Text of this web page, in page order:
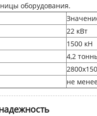
оборудования.
22 кВт
1500 кН
4,2
не